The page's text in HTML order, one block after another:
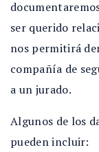
ser querido
nos permitirá
compañía de
a un jurado.
Algunos de los
pueden incluir: